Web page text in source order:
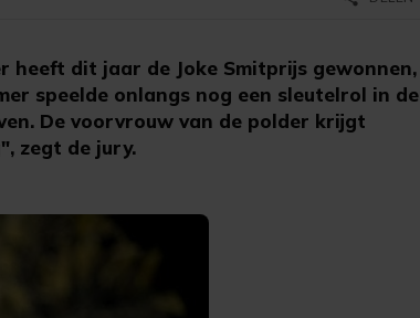
heeft dit jaar de Joke Smitprijs gewonnen,
speelde onlangs nog een sleutelrol in de
De voorvrouw van de polder krijgt
zegt de jury.